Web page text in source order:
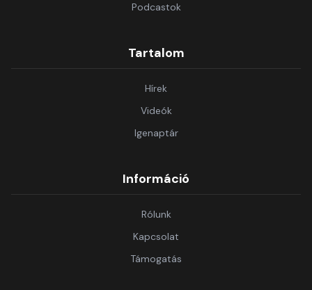
Podcastok
Tartalom
Hírek
Videók
Igenaptár
Információ
Rólunk
Kapcsolat
Támogatás